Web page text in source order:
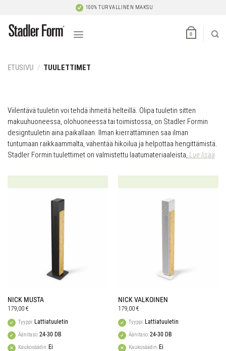
content
100% TURVALLINEN MAKSU
0
ETUSIVU / TUULETTIMET
Viilentävä tuuletin voi tehdä ihmeitä helteillä. Olipa tuuletin sitten
makuuhuoneessa, olohuoneessa tai toimistossa, on Stadler Formin
designtuuletin aina paikallaan. Ilman kierrättäminen saa ilman
tuntumaan raikkaammalta, vähentää hikoilua ja helpottaa hengittämistä.
Stadler Formin tuulettimet on valmistettu laatumateriaaleista, Lue lisää
NICK MUSTA
179,00 €
Tyyppi: Lattiatuuletin
Äänitaso:24-30 DB
Kaukosäädin: Ei
NICK VALKOINEN
179,00 €
Tyyppi: Lattiatuuletin
Äänitaso:24-30 DB
Kaukosäädin: Ei